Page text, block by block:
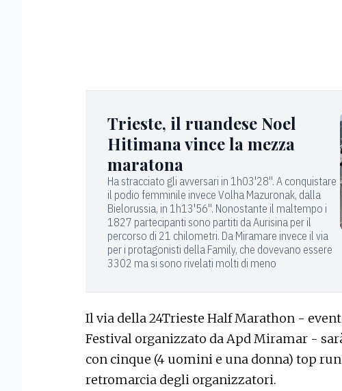
Trieste, il ruandese Noel
Hitimana vince la mezza
maratona
Ha stracciato gli avversari in 1h03'28''. A conquistare
il podio femminile invece Volha Mazuronak, dalla
Bielorussia, in 1h13'56''. Nonostante il maltempo i
1827 partecipanti sono partiti da Aurisina per il
percorso di 21 chilometri. Da Miramare invece il via
per i protagonisti della Family, che dovevano essere
3302 ma si sono rivelati molti di meno
Il via della 24Trieste Half Marathon -
Festival organizzato da Apd Miramar -
con cinque (4 uomini e una donna) top
retromarcia degli organizzatori.